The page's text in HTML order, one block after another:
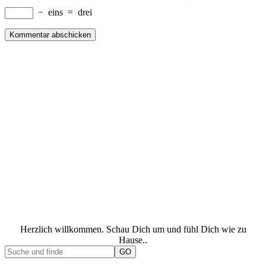
− eins = drei
Herzlich willkommen. Schau Dich um und fühl Dich wie zu
Hause..